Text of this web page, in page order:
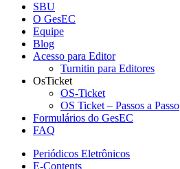
SBU
O GesEC
Equipe
Blog
Acesso para Editor
Turnitin para Editores
OsTicket
OS-Ticket
OS Ticket – Passos a Passo
Formulários do GesEC
FAQ
Periódicos Eletrônicos
E-Contents